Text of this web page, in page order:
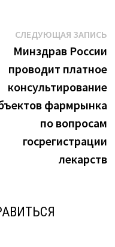
СЛЕДУЮЩАЯ ЗАПИСЬ
Минздрав России
проводит платное
консультирование
фармрынка
по вопросам
госрегистрации
лекарств